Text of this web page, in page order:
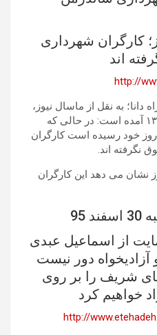
کارگران شهرداری
اند
http://
به نقل از ماسال نیوز،
در تاریخ روزیکشنبه ۲۹اسفند۱۳۹۵ آمده است: در حالی که
خود رسیده است کارگران
نگرفته اند.
نشان می دهد این کارگران
از اسماعیل عبدی
دور نیست
شریف را بر روی
خواهیم کرد
http://